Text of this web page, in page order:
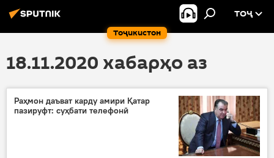
Тоҷикистон
ТОҶ
18.11.2020 хабарҳо аз
Раҳмон даъват карду амири Қатар
пазируфт: суҳбати телефонӣ